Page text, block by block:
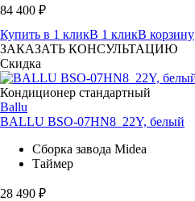
84 400 ₽
Купить в 1 кликВ 1 кликВ корзину
ЗАКАЗАТЬ КОНСУЛЬТАЦИЮ
Скидка
Кондиционер стандартный
Ballu
BALLU BSO-07HN8_22Y, белый
Сборка завода Midea
Таймер
28 490 ₽